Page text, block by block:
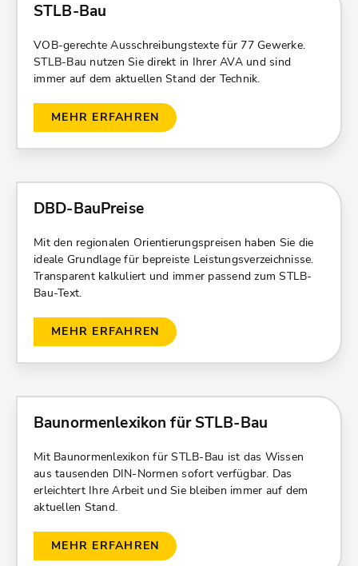
STLB-Bau
VOB-gerechte Ausschreibungstexte für 77 Gewerke.
STLB-Bau nutzen Sie direkt in Ihrer AVA und sind
immer auf dem aktuellen Stand der Technik.
MEHR ERFAHREN
DBD-BauPreise
Mit den regionalen Orientierungspreisen haben Sie die
ideale Grundlage für bepreiste Leistungsverzeichnisse.
Transparent kalkuliert und immer passend zum STLB-
Bau-Text.
MEHR ERFAHREN
Baunormenlexikon für STLB-Bau
Mit Baunormenlexikon für STLB-Bau ist das Wissen
aus tausenden DIN-Normen sofort verfügbar. Das
erleichtert Ihre Arbeit und Sie bleiben immer auf dem
aktuellen Stand.
MEHR ERFAHREN